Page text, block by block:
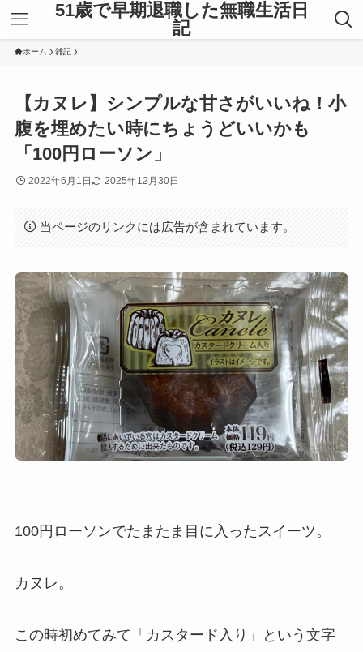
51歳で早期退職した無職生活日
記
ホーム 雑記
【カヌレ】シンプルな甘さがいいね！小
腹を埋めたい時にちょうどいいかも
「100円ローソン」
2022年6月1日 2025年12月30日
当ページのリンクには広告が含まれています。
100円ローソンでたまたま目に入ったスイーツ。
カヌレ。
この時初めてみて「カスタード入り」という文字